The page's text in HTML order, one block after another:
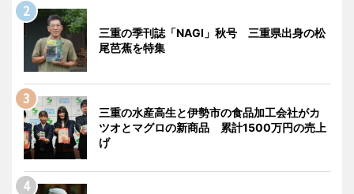
三重の季刊誌「NAGI」秋号 三重県出身の松
尾芭蕉を特集
三重の水産高生と伊勢市の食品加工会社がカ
ツオとマグロの新商品 累計1500万円の売上
げ